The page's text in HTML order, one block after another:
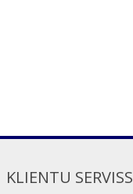
KLIENTU SERVISS